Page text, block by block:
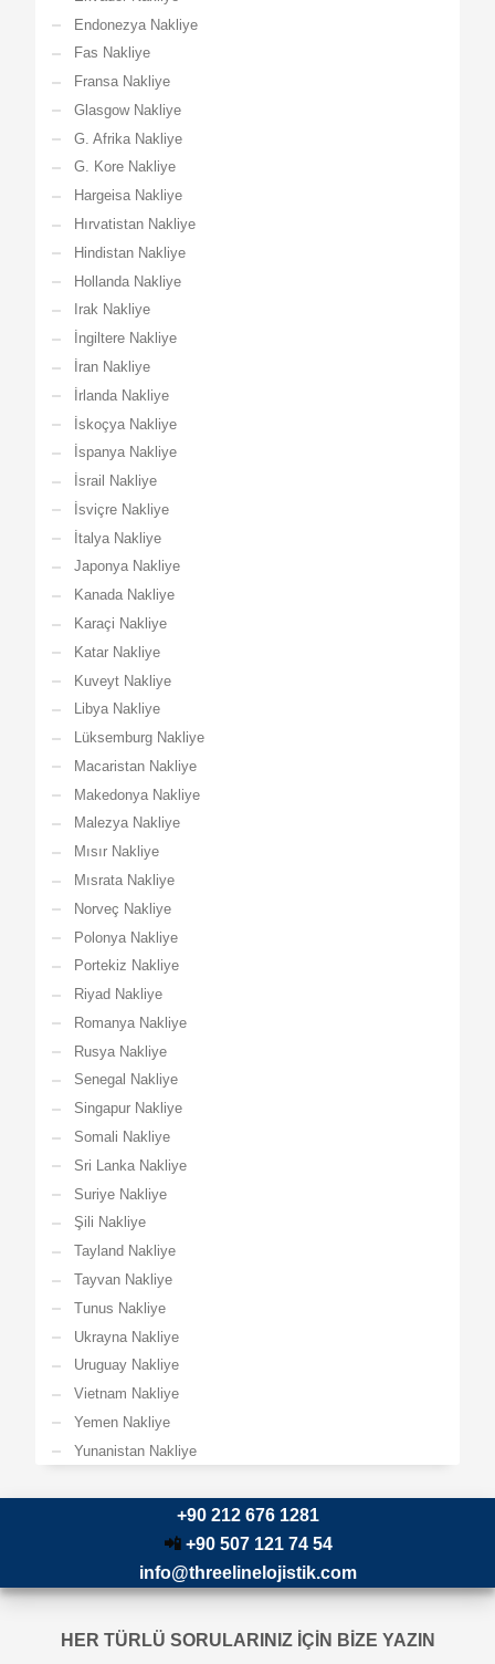
Endonezya Nakliye
Fas Nakliye
Fransa Nakliye
Glasgow Nakliye
G. Afrika Nakliye
G. Kore Nakliye
Hargeisa Nakliye
Hırvatistan Nakliye
Hindistan Nakliye
Hollanda Nakliye
Irak Nakliye
İngiltere Nakliye
İran Nakliye
İrlanda Nakliye
İskoçya Nakliye
İspanya Nakliye
İsrail Nakliye
İsviçre Nakliye
İtalya Nakliye
Japonya Nakliye
Kanada Nakliye
Karaçi Nakliye
Katar Nakliye
Kuveyt Nakliye
Libya Nakliye
Lüksemburg Nakliye
Macaristan Nakliye
Makedonya Nakliye
Malezya Nakliye
Mısır Nakliye
Mısrata Nakliye
Norveç Nakliye
Polonya Nakliye
Portekiz Nakliye
Riyad Nakliye
Romanya Nakliye
Rusya Nakliye
Senegal Nakliye
Singapur Nakliye
Somali Nakliye
Sri Lanka Nakliye
Suriye Nakliye
Şili Nakliye
Tayland Nakliye
Tayvan Nakliye
Tunus Nakliye
Ukrayna Nakliye
Uruguay Nakliye
Vietnam Nakliye
Yemen Nakliye
Yunanistan Nakliye
+90 212 676 1281
📲 +90 507 121 74 54
info@threelinelojistik.com
HER TÜRLÜ SORULARINIZ İÇİN BİZE YAZIN